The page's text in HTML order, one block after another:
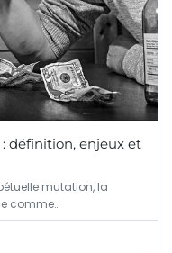
définition, enjeux et
mutation, la
comme…